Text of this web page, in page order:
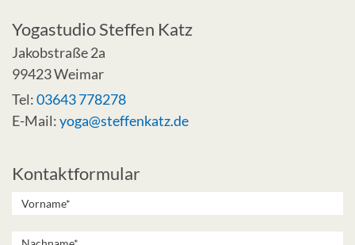
Yogastudio Steffen Katz
Jakobstraße 2a
99423 Weimar
Tel:03643 778278
E-Mail:yoga@steffenkatz.de
Kontaktformular